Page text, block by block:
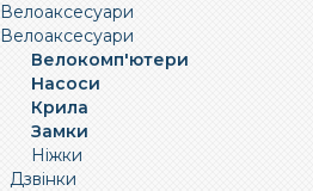
Велоаксесуари
Велоаксесуари
Велокомп'ютери
Насоси
Крила
Замки
Ніжки
Дзвінки